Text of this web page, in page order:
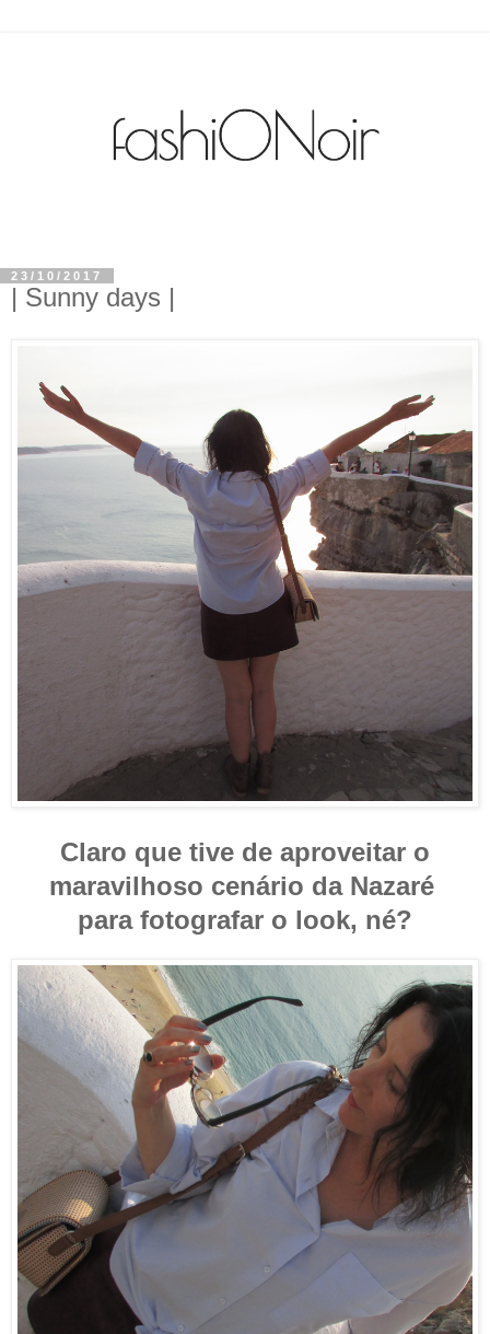
23/10/2017
| Sunny days |
Claro que tive de aproveitar o
maravilhoso cenário da Nazaré
para fotografar o look, né?